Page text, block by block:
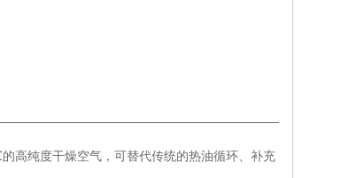
高纯度干燥空气，可替代传统的热油循环、补充